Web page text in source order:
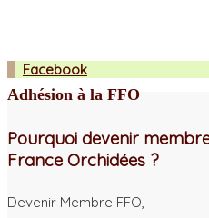
Facebook
Adhésion à la FFO
Pourquoi devenir
France Orchidées ?
Devenir Membre FFO,